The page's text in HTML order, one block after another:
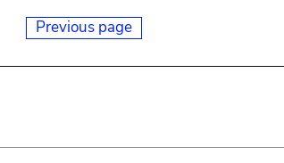
Previous page